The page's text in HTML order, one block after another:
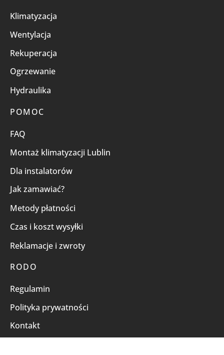
Klimatyzacja
Wentylacja
Rekuperacja
Ogrzewanie
Hydraulika
POMOC
FAQ
Montaż klimatyzacji Lublin
Dla instalatorów
Jak zamawiać?
Metody płatności
Czas i koszt wysyłki
Reklamacje i zwroty
RODO
Regulamin
Polityka prywatności
Kontakt